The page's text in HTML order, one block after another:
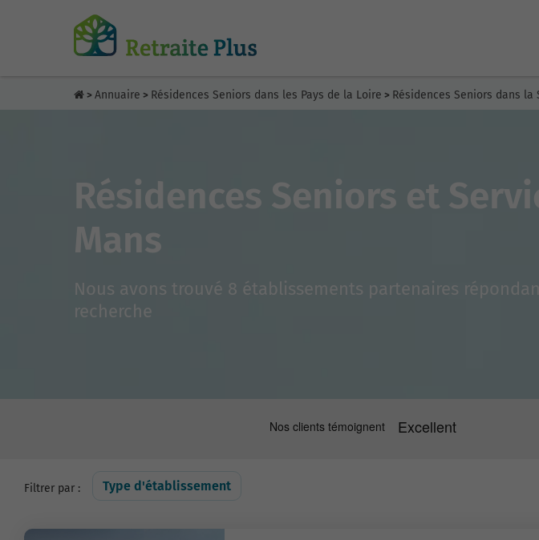
> Annuaire > Résidences Seniors dans les Pays de la Loire > Résidences Seniors dans la
Résidences Seniors et
Mans
Nous avons trouvé 8 établissements partenaires
recherche
Filtrer par : Type d'établissement